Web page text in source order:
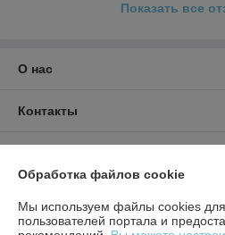
Показать все
О нас
Контакты
Обработка файлов cookie
Мы используем файлы cookies для
пользователей портала и